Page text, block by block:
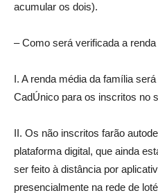
acumular os dois).
– Como será verificada a
I. A renda média da família
CadÚnico para os inscritos no
II. Os não inscritos farão
plataforma digital, que ainda
ser feito à distância por
presencialmente na rede de